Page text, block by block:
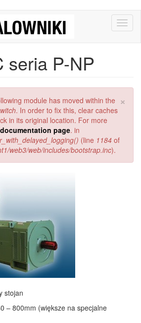
seria P-NP
×
module has moved within the
. In order to fix this, clear caches
in its original location. For more
page. in
(line 1184 of
web3/web/includes/bootstrap.inc).
stojan
– 800mm (większe na specjalne